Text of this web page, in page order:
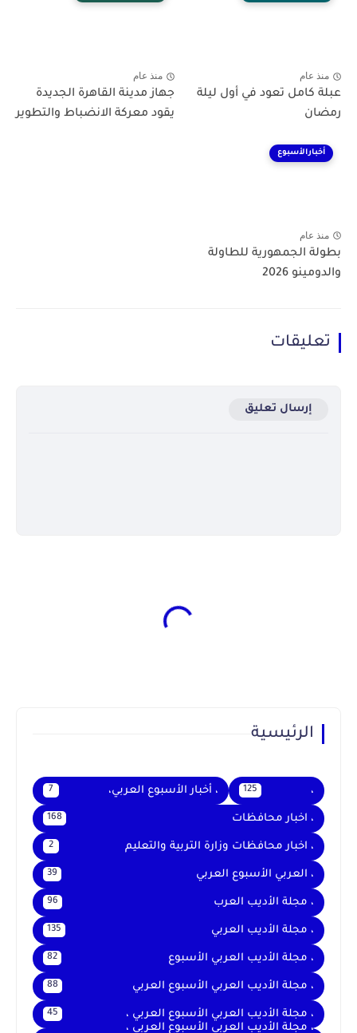
منذ عام
عبلة كامل تعود في أول ليلة
رمضان
منذ عام
جهاز مدينة القاهرة الجديدة
يقود معركة الانضباط والتطوير
أخبارالأسبوع
منذ عام
بطولة الجمهورية للطاولة
والدومينو 2026
تعليقات
إرسال تعليق
الرئيسية
، 125 ، أخبار الأسبوع العربي، 7
، اخبار محافظات 168
، اخبار محافظات وزارة التربية والتعليم 2
، العربي الأسبوع العربي 39
، مجلة الأديب العرب 96
، مجلة الأديب العربي 135
، مجلة الأديب العربي الأسبوع 82
، مجلة الأديب العربي الأسبوع العربي 88
، مجلة الأديب العربي الأسبوع العربي ، 45
، مجلة الأديب العربي الأسبوع العربي ،